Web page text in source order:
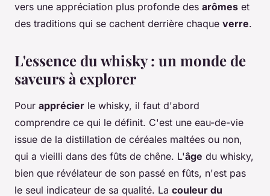
vers une appréciation plus profonde des arômes et
des traditions qui se cachent derrière chaque verre.
L'essence du whisky : un monde de
saveurs à explorer
Pour apprécier le whisky, il faut d'abord
comprendre ce qui le définit. C'est une eau-de-vie
issue de la distillation de céréales maltées ou non,
qui a vieilli dans des fûts de chêne. L'âge du whisky,
bien que révélateur de son passé en fûts, n'est pas
le seul indicateur de sa qualité. La couleur du